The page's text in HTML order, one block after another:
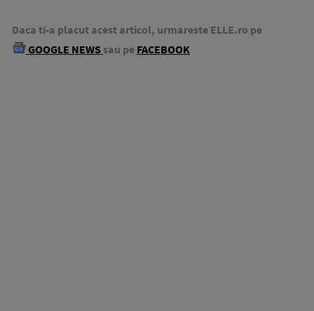
Daca ti-a placut acest articol, urmareste ELLE.ro pe
GOOGLE NEWS sau pe FACEBOOK